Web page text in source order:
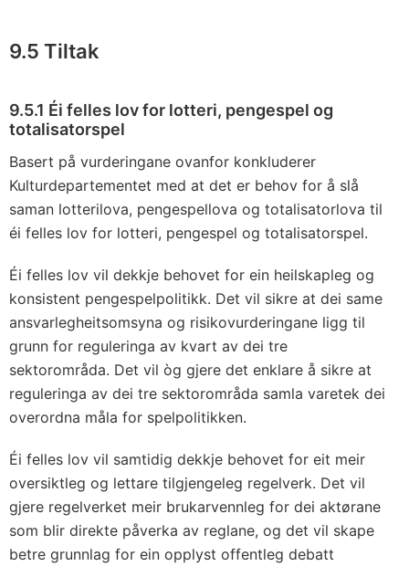
9.5 Tiltak
9.5.1 Éi felles lov for lotteri, pengespel og
totalisatorspel
Basert på vurderingane ovanfor konkluderer
Kulturdepartementet med at det er behov for å slå
saman lotterilova, pengespellova og totalisatorlova til
éi felles lov for lotteri, pengespel og totalisatorspel.
Éi felles lov vil dekkje behovet for ein heilskapleg og
konsistent pengespelpolitikk. Det vil sikre at dei same
ansvarlegheitsomsyna og risikovurderingane ligg til
grunn for reguleringa av kvart av dei tre
sektorområda. Det vil òg gjere det enklare å sikre at
reguleringa av dei tre sektorområda samla varetek dei
overordna måla for spelpolitikken.
Éi felles lov vil samtidig dekkje behovet for eit meir
oversiktleg og lettare tilgjengeleg regelverk. Det vil
gjere regelverket meir brukarvennleg for dei aktørane
som blir direkte påverka av reglane, og det vil skape
betre grunnlag for ein opplyst offentleg debatt